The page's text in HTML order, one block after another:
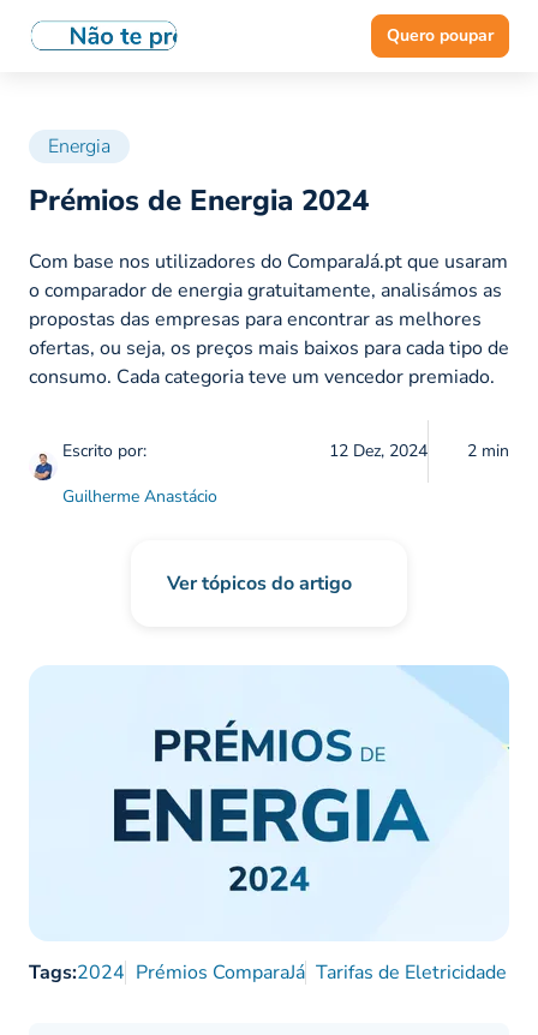
Quero poupar
Energia
Prémios de Energia 2024
Escrito por:
Guilherme Anastácio
12 Dez, 2024 2 min
Com base nos utilizadores do ComparaJá.pt que usaram
o comparador de energia gratuitamente, analisámos as
propostas das empresas para encontrar as melhores
ofertas, ou seja, os preços mais baixos para cada tipo de
consumo. Cada categoria teve um vencedor premiado.
Ver tópicos do artigo
Tags:2024 Prémios ComparaJá Tarifas de Eletricidade